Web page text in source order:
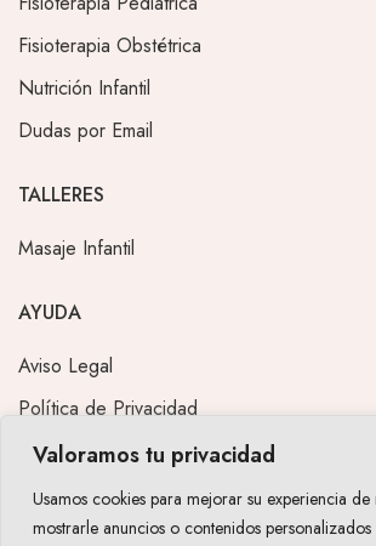
Valoramos tu privacidad
Usamos cookies para mejorar su experiencia
mostrarle anuncios o contenidos
Fisioterapia Obstétrica
Nutrición Infantil
Dudas por Email
TALLERES
Masaje Infantil
AYUDA
Aviso Legal
Política de Privacidad
FAQ
Condiciones de contratación
Política de Devoluciones